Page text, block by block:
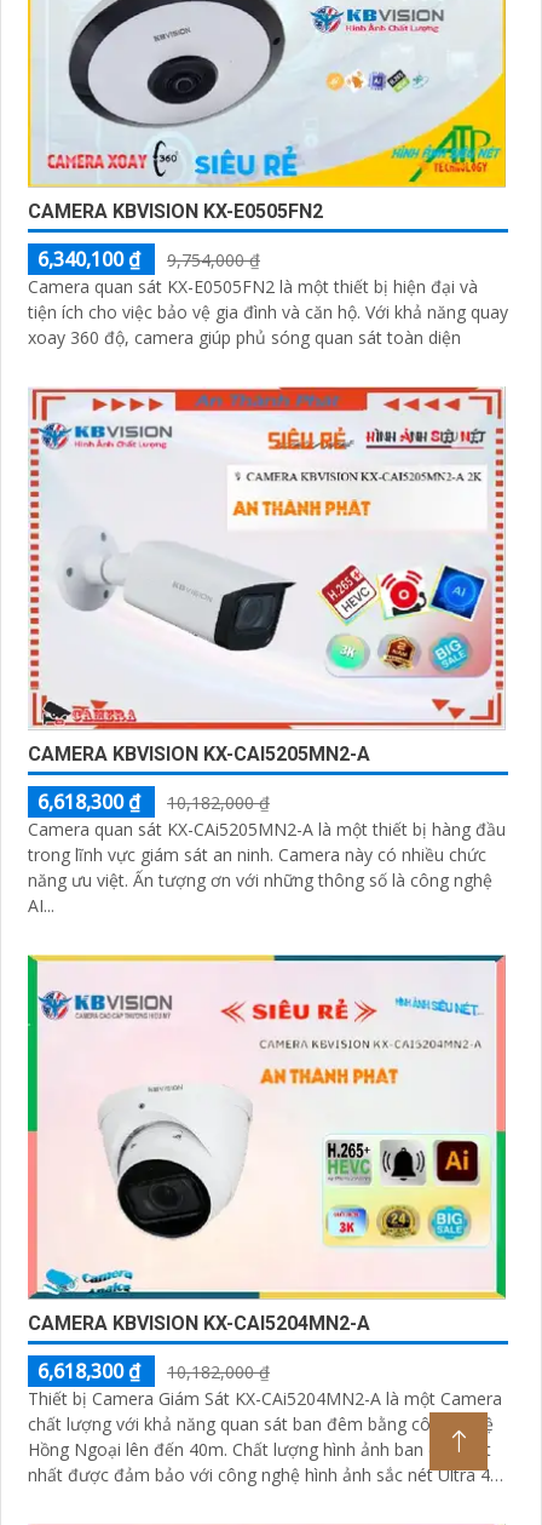
CAMERA KBVISION KX-E0505FN2
6,340,100 ₫
9,754,000 ₫
Camera quan sát KX-E0505FN2 là một thiết bị hiện đại và
tiện ích cho việc bảo vệ gia đình và căn hộ. Với khả năng quay
xoay 360 độ, camera giúp phủ sóng quan sát toàn diện
CAMERA KBVISION KX-CAI5205MN2-A
6,618,300 ₫
10,182,000 ₫
Camera quan sát KX-CAi5205MN2-A là một thiết bị hàng đầu
trong lĩnh vực giám sát an ninh. Camera này có nhiều chức
năng ưu việt. Ấn tượng ơn với những thông số là công nghệ
AI...
CAMERA KBVISION KX-CAI5204MN2-A
6,618,300 ₫
10,182,000 ₫
Thiết bị Camera Giám Sát KX-CAi5204MN2-A là một Camera
chất lượng với khả năng quan sát ban đêm bằng công nghệ
Hồng Ngoại lên đến 40m. Chất lượng hình ảnh ban đêm tốt
nhất được đảm bảo với công nghệ hình ảnh sắc nét Ultra 4k